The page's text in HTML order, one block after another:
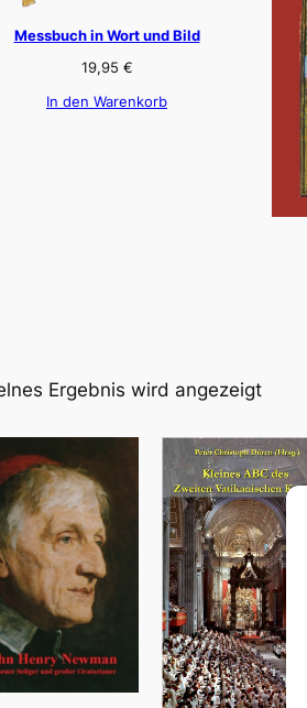
Messbuch in Wort und Bild
19,95 €
In den Warenkorb
Ergebnis wird angezeigt